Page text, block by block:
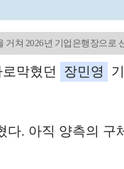
거쳐 2026년 기업은행장으로
막혔던 장민영
. 아직 양측의 구